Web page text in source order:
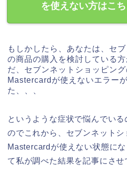
を使えない方はこ
もしかしたら、あなたは、セ
の商品の購入を検討している
だ、セブンネットショッピン
Mastercardが使えないエラー
た、、、
というような症状で悩んでい
のでこれから、セブンネット
Mastercardが使えない状態に
て私が調べた結果を記事にさせ